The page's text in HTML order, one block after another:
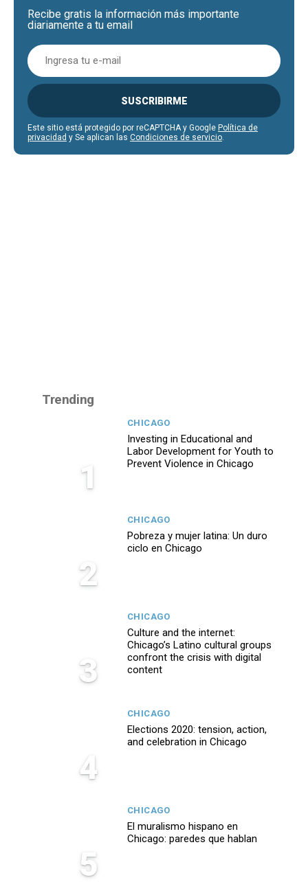
Recibe gratis la información más importante
diariamente a tu email
SUSCRIBIRME
Este sitio está protegido por reCAPTCHA y Google Política de
privacidad y Se aplican las Condiciones de servicio
Trending
1
CHICAGO
Investing in Educational and
Labor Development for Youth to
Prevent Violence in Chicago
2
CHICAGO
Pobreza y mujer latina: Un duro
ciclo en Chicago
3
CHICAGO
Culture and the internet:
Chicago’s Latino cultural groups
confront the crisis with digital
content
4
CHICAGO
Elections 2020: tension, action,
and celebration in Chicago
5
CHICAGO
El muralismo hispano en
Chicago: paredes que hablan